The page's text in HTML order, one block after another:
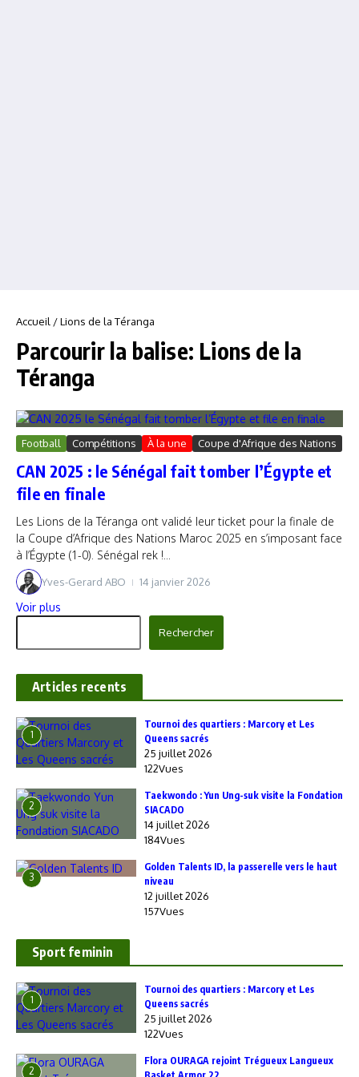
Accueil /Lions de la Téranga
Parcourir la balise: Lions de la
Téranga
Football Compétitions À la une Coupe d'Afrique des Nations
CAN 2025 : le Sénégal fait tomber l’Égypte et
file en finale
Les Lions de la Téranga ont validé leur ticket pour la finale de
la Coupe d’Afrique des Nations Maroc 2025 en s’imposant face
à l’Égypte (1-0). Sénégal rek !...
Yves-Gerard ABO 14 janvier 2026
Voir plus
Rechercher
Articles recents
1
‎Tournoi des quartiers : Marcory et Les
Queens sacrés
25 juillet 2026
122Vues
2
Taekwondo : Yun Ung-suk visite la Fondation
SIACADO
14 juillet 2026
184Vues
3
Golden Talents ID, la passerelle vers le haut
niveau
12 juillet 2026
157Vues
Sport feminin
1
‎Tournoi des quartiers : Marcory et Les
Queens sacrés
25 juillet 2026
122Vues
2
Flora OURAGA rejoint Trégueux Langueux